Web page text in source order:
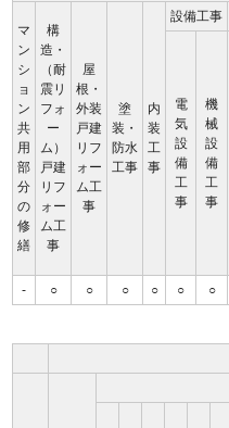
マ
ン
シ
ョ
ン
共
用
部
分
の
修
繕
構
造・
（耐
震リ
フォ
ー
ム）
戸建
リフ
ォー
ム工
事
屋
根・
外装
戸建
リフ
ォー
ム工
事
塗
装・
防水
工事
内
装
工
事
設備工事
電
気
設
備
工
事
機
械
設
備
工
事
- ○ ○ ○ ○ ○ ○